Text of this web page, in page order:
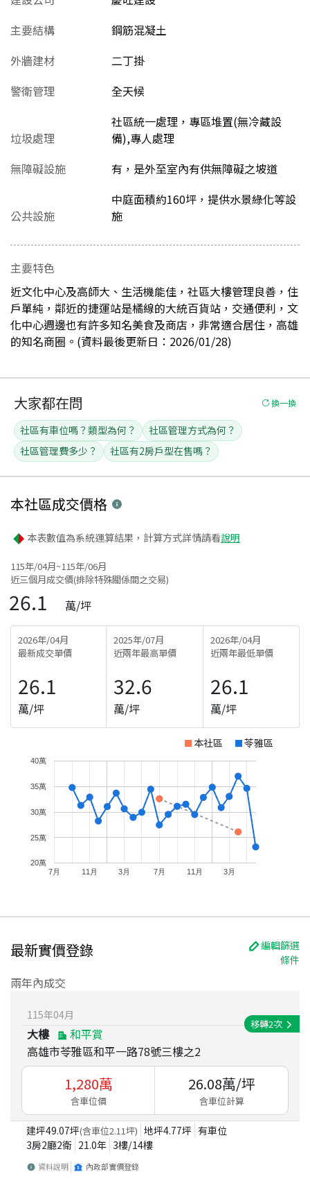
主要結構
鋼筋混凝土
外牆建材
二丁掛
警衛管理
全天候
垃圾處理
社區統一處理，專區堆置(無冷藏設
備),專人處理
無障礙設施
有，是外至室內有供無障礙之坡道
公共設施
中庭面積約160坪，提供水景綠化等設
施
主要特色
近文化中心及高師大、生活機能佳，社區大樓管理良善，住
戶單純，鄰近的捷運站是橘線的大統百貨站，交通便利，文
化中心週邊也有許多知名美食及商店，非常適合居住，高雄
的知名商圈。(資料最後更新日：2026/01/28)
大家都在問 換一換
社區有車位嗎？類型為何？
社區管理方式為何？
社區管理費多少？
社區有2房戶型在售嗎？
本社區成交價格
本表數值為系統運算結果，計算方式詳情請看說明
115年/04月~115年/06月
近三個月成交價(排除特殊關係間之交易)
26.1 萬/坪
2026年/04月
最新成交單價
26.1
萬/坪
2025年/07月
近兩年最高單價
32.6
萬/坪
2026年/04月
近兩年最低單價
26.1
萬/坪
本社區 苓雅區
7月 11月 3月 7月 11月 3月
20萬
25萬
30萬
35萬
40萬
最新實價登錄
編輯篩選
條件
兩年內成交
115年04月
大樓
和平賞
高雄市苓雅區和平一路78號三樓之2
移轉2次
1,280萬
含車位價
26.08萬/坪
含車位計算
建坪49.07坪(含車位2.11坪) 地坪4.77坪 有車位
3房2廳2衛 21.0年 3樓/14樓
資料說明 內政部實價登錄